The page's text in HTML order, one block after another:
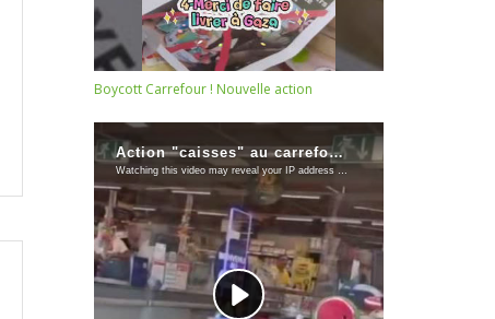
Boycott Carrefour ! Nouvelle action